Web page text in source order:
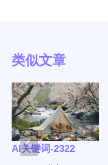
类似文章
AI关键词-2322